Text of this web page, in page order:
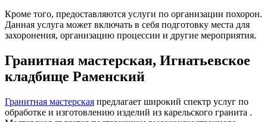
Кроме того, предоставляются услуги по организации похорон.
Данная услуга может включать в себя подготовку места для
захоронения, организацию процессии и другие мероприятия.
Гранитная мастерская, Игнатьевское
кладбище Раменский
Гранитная мастерская предлагает широкий спектр услуг по
обработке и изготовлению изделий из карельского гранита .